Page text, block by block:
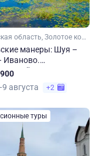
Ивановская область, Золотое кольцо, Малое Золотое кольцо
манеры: Шуя –
Иваново.
маршрут по
августа +2
туры